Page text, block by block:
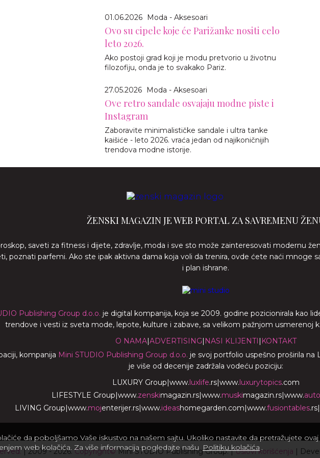
01.06.2026 Moda - Aksesoari
Ovo su cipele koje će Parižanke nositi celo
leto 2026.
Ako postoji grad koji je modu pretvorio u životnu
filozofiju, onda je to svakako Pariz.
27.05.2026 Moda - Aksesoari
Ove retro sandale osvajaju modne piste i
Instagram
Zaboravite minimalističke sandale i ultra tanke
kaišiće - leto 2026. vraća jedan od najikoničnijih
trendova modne istorije.
ŽENSKI MAGAZIN JE WEB PORTAL ZA SAVREMENU
saveti za fitness i dijete, zdravlje, moda i sve sto može zainteresovati modernu
poznati parfemi. Ako ste ipak aktivna dama koja voli da trenira, ovde ćete naći mnoge
i plan ishrane.
Publishing Group d.o.o. je digital kompanija, koja se 2009. godine pozicionirala kao
trendove i vesti iz sveta mode, lepote, kulture i zabave, sa velikom pažnjom usmerenoj
O NAMA|ADVERTISING| NASI KLIJENTI | KONTAKT
kompanija Mini STUDIO Publishing Group d.o.o. je svoj portfolio uspešno proširila
je više od decenije zadržala vodeću poziciju:
LUXURY Group|www.luxlife.rs|www.luxurytopics.com
LIFESTYLE Group|www.zenskimagazin.rs|www.muskimagazin.rs|www.auto
LIVING Group|www.mojenterijer.rs|www.ideashomegarden.com|www.fusiontables.rs|
| 2009 - 2026. Copyright©Mini STUDIO Publishing Group. |Uslovi korišćenja |
da poboljšamo Vaše iskustvo na našem sajtu. Ukoliko nastavite da pretražujete ovaj
web kolačića. Za više informacija pogledajte našu Politiku kolačića .